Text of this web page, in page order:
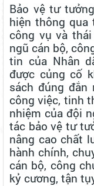
Bảo vệ tư
hiện thông qua
công vụ và
ngũ cán bộ,
tin của Nhân
được củng cố
sách đúng
công việc, tinh
nhiệm của đội
tác bảo vệ tư
nâng cao chất
hành chính,
cán bộ, công
kỷ cương, tận